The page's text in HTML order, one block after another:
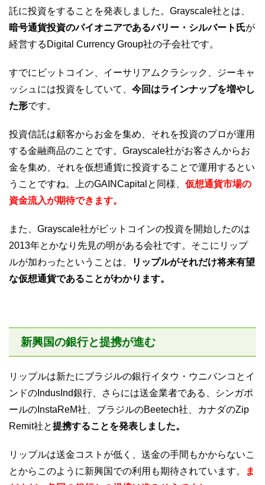
託に投資をすることを発表しました。Grayscale社とは、
暗号通貨投資のパイオニアであるバリー・シルバート氏が
経営するDigital Currency Group社の子会社です。
すでにビットコイン、イーサリアムクラシック、ジーキャ
ッシュには投資をしていて、 今回はラインナップを増やし
た形です。
投資信託は顧客からお金を集め、それを投資のプロが運用
する金融商品のことです。Grayscale社がお客さんからお
金を集め、それを仮想通貨に投資することで運用するとい
うことですね。上のGAINCapitalと同様、 仮想通貨市場の
資金流入が期待できます。
また、Grayscale社がビットコインの投資を開始したのは
2013年とかなり先見の明がある会社です。そこにリップ
ルが加わったということは、
リップルがそれだけ将来有望
な仮想通貨であることがわかります。
新興国の銀行と提携が進む
リップルは新たにブラジルの銀行イタウ・ウニバンコとイ
ンドのIndusInd銀行、さらには送金業者である、シンガポ
ールのInstaReM社、ブラジルのBeetech社、カナダのZip
Remit社と提携することを発表しました。
リップルは送金コストが低く、送金の手間もかからないこ
とからこのように新興国での利用も期待されています。
ま